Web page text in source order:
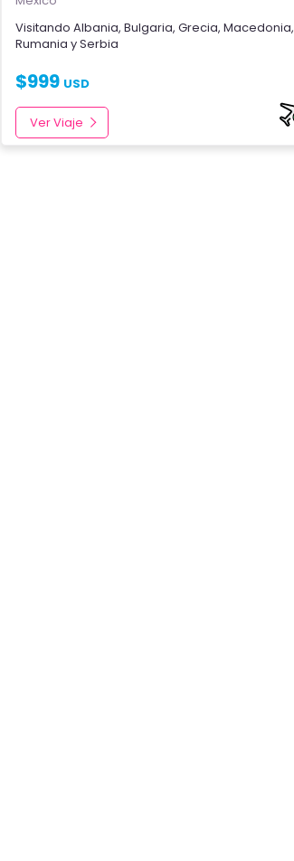
VisitandoAlbania,Bulgaria,Grecia,Macedonia,
Rumania ySerbia
$999 USD
Ver Viaje